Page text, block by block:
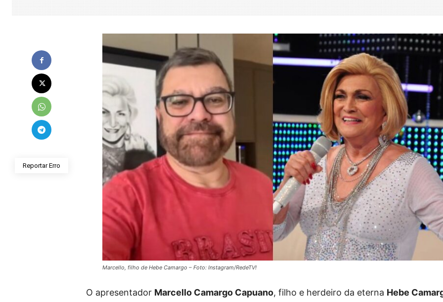
Reportar Erro
Marcello, filho de Hebe Camargo – Foto: Instagram/RedeTV!
O apresentador Marcello Camargo Capuano, filho e herdeiro da eterna Hebe